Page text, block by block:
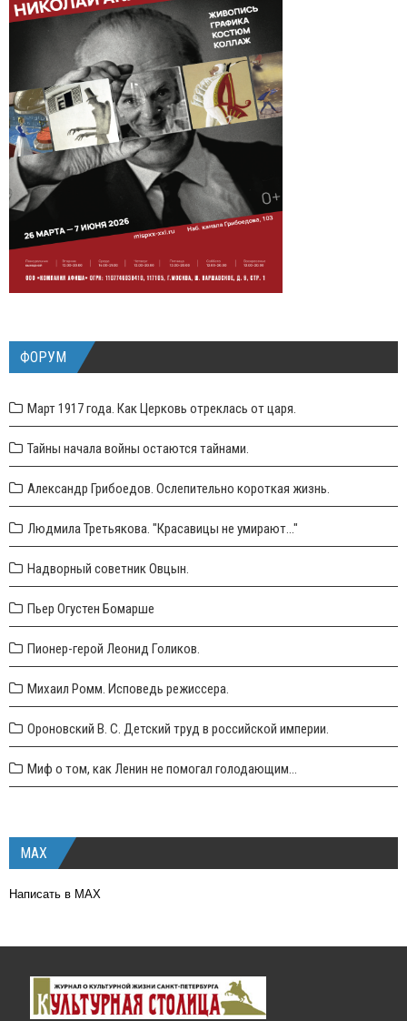
ФОРУМ
Март 1917 года. Как Церковь отреклась от царя.
Тайны начала войны остаются тайнами.
Александр Грибоедов. Ослепительно короткая жизнь.
Людмила Третьякова. "Красавицы не умирают..."
Надворный советник Овцын.
Пьер Огустен Бомарше
Пионер-герой Леонид Голиков.
Михаил Ромм. Исповедь режиссера.
Ороновский В. С. Детский труд в российской империи.
Миф о том, как Ленин не помогал голодающим...
MAX
Написать в MAX